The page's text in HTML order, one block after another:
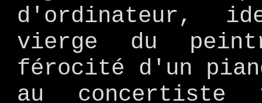
d'ordinateur,
vierge du
férocité d'un
au concertiste